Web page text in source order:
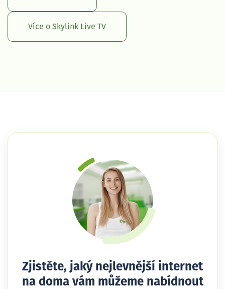
Více o Skylink Live TV
Zjistěte, jaký nejlevnější internet
na doma vám můžeme nabídnout